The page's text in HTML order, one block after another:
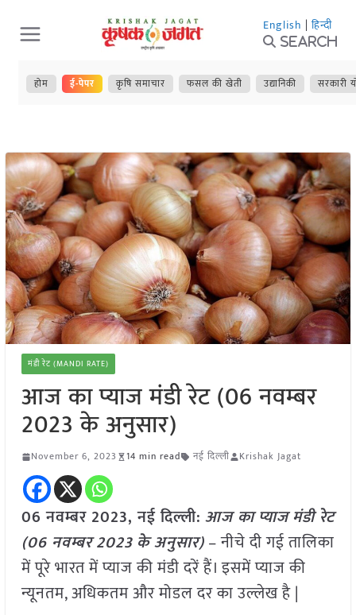
Skip
to
content
English | हिन्दी
Search
होम ई-पेपर कृषि समाचार फसल की खेती उद्यानिकी सरकारी
मंडी रेट (MANDI RATE)
आज का प्याज मंडी रेट (06 नवम्बर
2023 के अनुसार)
November 6, 2023 14 min read नई दिल्ली Krishak Jagat
06 नवम्बर 2023, नई दिल्ली: आज का प्याज मंडी रेट
(06 नवम्बर2023 के अनुसार)– नीचे दी गई तालिका
में पूरे भारत में प्याज की मंडी दरें हैं। इसमें प्याज की
न्यूनतम, अधिकतम और मोडल दर का उल्लेख है |